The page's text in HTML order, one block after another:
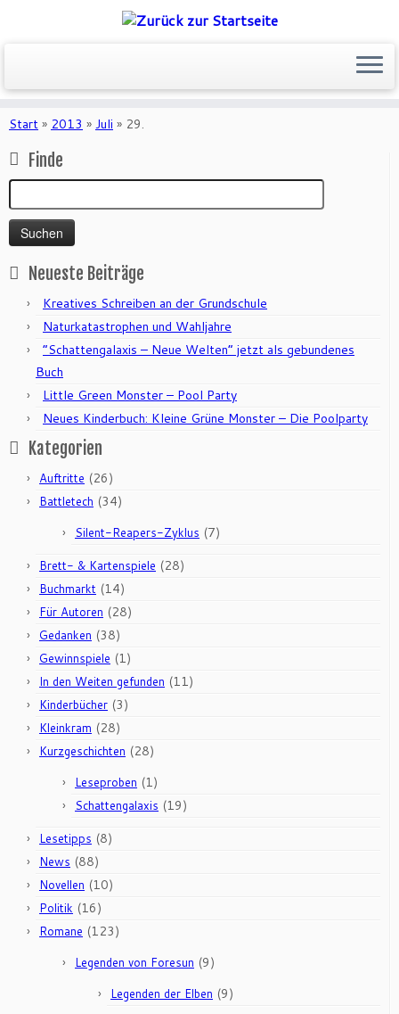
Inhalt
Start » 2013 » Juli » 29.
Finde
Suchen
nach:
Neueste Beiträge
Kreatives Schreiben an der Grundschule
Naturkatastrophen und Wahljahre
“Schattengalaxis – Neue Welten” jetzt als gebundenes
Buch
Little Green Monster – Pool Party
Neues Kinderbuch: Kleine Grüne Monster – Die Poolparty
Kategorien
Auftritte (26)
Battletech (34)
Silent-Reapers-Zyklus (7)
Brett- & Kartenspiele (28)
Buchmarkt (14)
Für Autoren (28)
Gedanken (38)
Gewinnspiele (1)
In den Weiten gefunden (11)
Kinderbücher (3)
Kleinkram (28)
Kurzgeschichten (28)
Leseproben (1)
Schattengalaxis (19)
Lesetipps (8)
News (88)
Novellen (10)
Politik (16)
Romane (123)
Legenden von Foresun (9)
Legenden der Elben (9)